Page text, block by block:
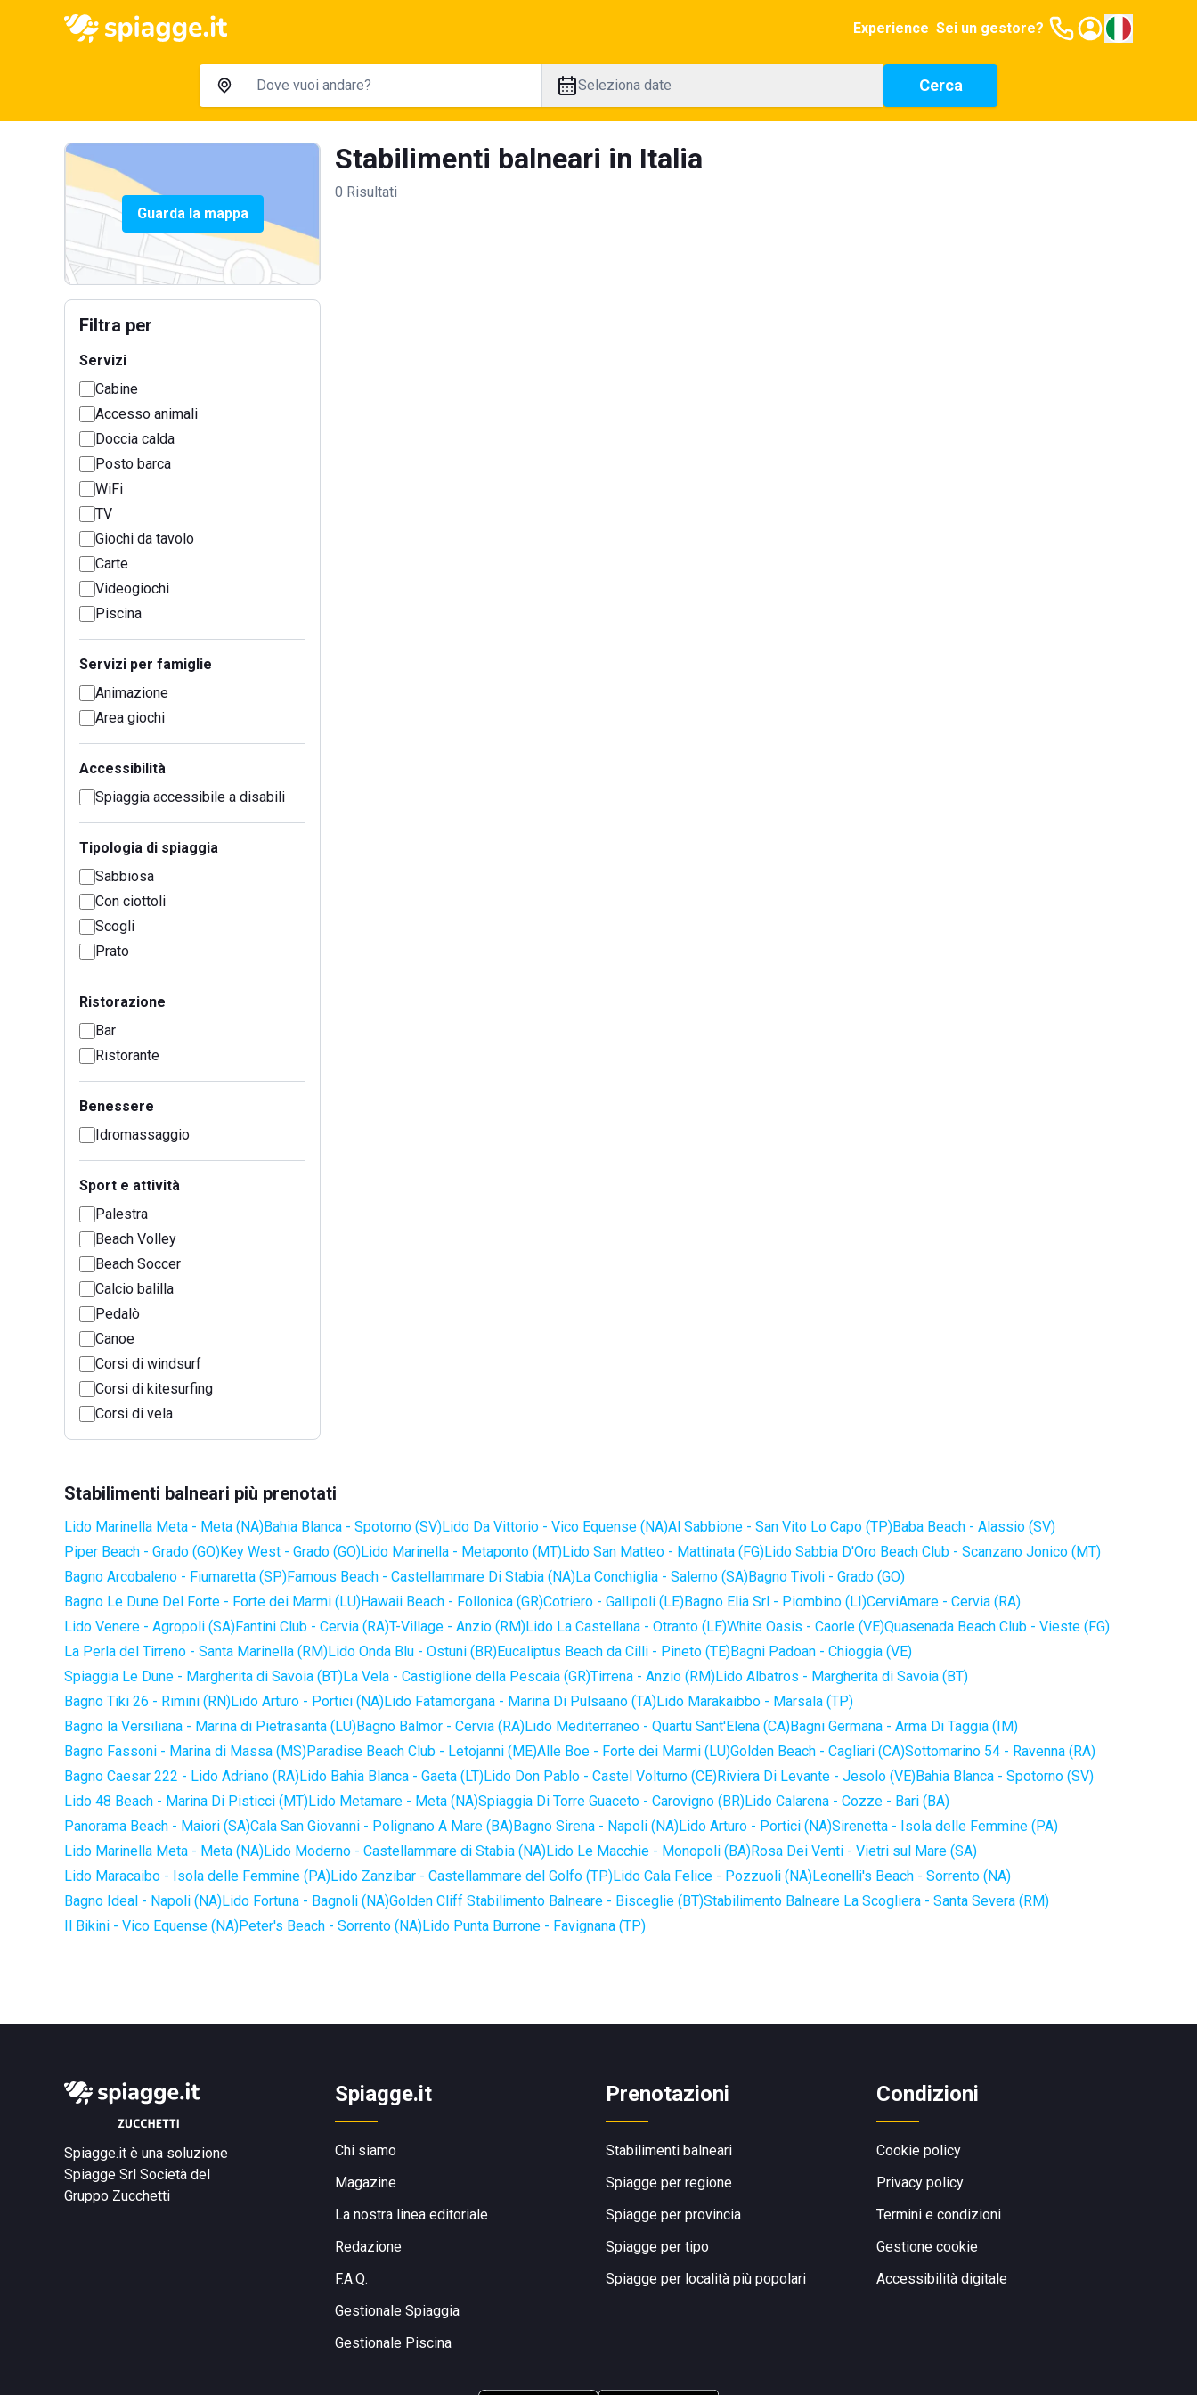
Experience Sei un gestore?
Seleziona date Cerca
Guarda la mappa
Filtra per
Servizi
Cabine
Accesso animali
Doccia calda
Posto barca
WiFi
TV
Giochi da tavolo
Carte
Videogiochi
Piscina
Servizi per famiglie
Animazione
Area giochi
Accessibilità
Spiaggia accessibile a disabili
Tipologia di spiaggia
Sabbiosa
Con ciottoli
Scogli
Prato
Ristorazione
Bar
Ristorante
Benessere
Idromassaggio
Sport e attività
Palestra
Beach Volley
Beach Soccer
Calcio balilla
Pedalò
Canoe
Corsi di windsurf
Corsi di kitesurfing
Corsi di vela
Stabilimenti balneari in Italia
0 Risultati
Stabilimenti balneari più prenotati
Lido Marinella Meta - Meta (NA)Bahia Blanca - Spotorno (SV)Lido Da Vittorio - Vico Equense (NA)Al Sabbione - San Vito Lo Capo (TP)Baba Beach - Alassio (SV)
Piper Beach - Grado (GO)Key West - Grado (GO)Lido Marinella - Metaponto (MT)Lido San Matteo - Mattinata (FG)Lido Sabbia D'Oro Beach Club - Scanzano Jonico (MT)
Bagno Arcobaleno - Fiumaretta (SP)Famous Beach - Castellammare Di Stabia (NA)La Conchiglia - Salerno (SA)Bagno Tivoli - Grado (GO)
Bagno Le Dune Del Forte - Forte dei Marmi (LU)Hawaii Beach - Follonica (GR)Cotriero - Gallipoli (LE)Bagno Elia Srl - Piombino (LI)CerviAmare - Cervia (RA)
Lido Venere - Agropoli (SA)Fantini Club - Cervia (RA)T-Village - Anzio (RM)Lido La Castellana - Otranto (LE)White Oasis - Caorle (VE)Quasenada Beach Club - Vieste (FG)
La Perla del Tirreno - Santa Marinella (RM)Lido Onda Blu - Ostuni (BR)Eucaliptus Beach da Cilli - Pineto (TE)Bagni Padoan - Chioggia (VE)
Spiaggia Le Dune - Margherita di Savoia (BT)La Vela - Castiglione della Pescaia (GR)Tirrena - Anzio (RM)Lido Albatros - Margherita di Savoia (BT)
Bagno Tiki 26 - Rimini (RN)Lido Arturo - Portici (NA)Lido Fatamorgana - Marina Di Pulsaano (TA)Lido Marakaibbo - Marsala (TP)
Bagno la Versiliana - Marina di Pietrasanta (LU)Bagno Balmor - Cervia (RA)Lido Mediterraneo - Quartu Sant'Elena (CA)Bagni Germana - Arma Di Taggia (IM)
Bagno Fassoni - Marina di Massa (MS)Paradise Beach Club - Letojanni (ME)Alle Boe - Forte dei Marmi (LU)Golden Beach - Cagliari (CA)Sottomarino 54 - Ravenna (RA)
Bagno Caesar 222 - Lido Adriano (RA)Lido Bahia Blanca - Gaeta (LT)Lido Don Pablo - Castel Volturno (CE)Riviera Di Levante - Jesolo (VE)Bahia Blanca - Spotorno (SV)
Lido 48 Beach - Marina Di Pisticci (MT)Lido Metamare - Meta (NA)Spiaggia Di Torre Guaceto - Carovigno (BR)Lido Calarena - Cozze - Bari (BA)
Panorama Beach - Maiori (SA)Cala San Giovanni - Polignano A Mare (BA)Bagno Sirena - Napoli (NA)Lido Arturo - Portici (NA)Sirenetta - Isola delle Femmine (PA)
Lido Marinella Meta - Meta (NA)Lido Moderno - Castellammare di Stabia (NA)Lido Le Macchie - Monopoli (BA)Rosa Dei Venti - Vietri sul Mare (SA)
Lido Maracaibo - Isola delle Femmine (PA)Lido Zanzibar - Castellammare del Golfo (TP)Lido Cala Felice - Pozzuoli (NA)Leonelli's Beach - Sorrento (NA)
Bagno Ideal - Napoli (NA)Lido Fortuna - Bagnoli (NA)Golden Cliff Stabilimento Balneare - Bisceglie (BT)Stabilimento Balneare La Scogliera - Santa Severa (RM)
Il Bikini - Vico Equense (NA)Peter's Beach - Sorrento (NA)Lido Punta Burrone - Favignana (TP)
Spiagge.it è una soluzione
Spiagge Srl Società del
Gruppo Zucchetti
Spiagge.it
Chi siamo
Magazine
La nostra linea editoriale
Redazione
F.A.Q.
Gestionale Spiaggia
Gestionale Piscina
Prenotazioni
Stabilimenti balneari
Spiagge per regione
Spiagge per provincia
Spiagge per tipo
Spiagge per località più popolari
Condizioni
Cookie policy
Privacy policy
Termini e condizioni
Gestione cookie
Accessibilità digitale